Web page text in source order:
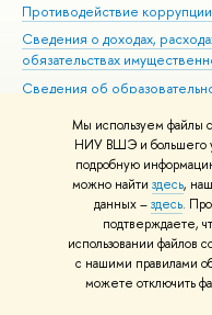
Мы используем файлы
НИУ ВШЭ и большего
подробную
можно найти здесь,
данных –здесь.
подтверждаете,
использовании
с нашими правилами
можете отключить
Противодействие коррупции
Сведения о доходах,
обязательствах
Сведения об
Людям с ограниченными
Единая платежная страница
Работа в Вышке
© НИУ ВШЭ 1993–2026
материалов Политика
Шрифты HSE Sans и HSE